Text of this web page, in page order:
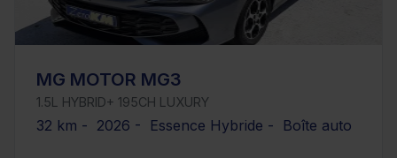
MG MOTOR MG3
1.5L HYBRID+ 195CH LUXURY
32 km - 2026 - Essence Hybride - Boîte auto